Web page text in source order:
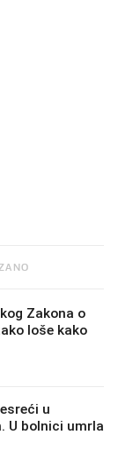
Zakona o
loše kako
u
U bolnici umrla